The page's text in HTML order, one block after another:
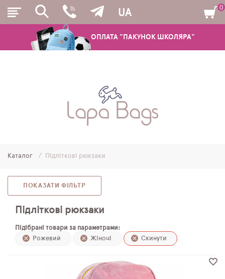
ОПЛАТА "ПАКУНОК ШКОЛЯРА"
UA
ШКІЛЬНІ РЮКЗАКИ ТА РАНЦІ
МОЛОДІЖНІ РЮКЗАКИ
ПЕНАЛИ
МІШКИ ДЛЯ ВЗУТТЯ
ПЛЯШКИ ДЛЯ ВОДИ
0
Каталог Підліткові рюкзаки
ПОКАЗАТИ ФІЛЬТР
Підліткові рюкзаки
Підібрані товари за параметрами:
Рожевий
Жіночі Скинути